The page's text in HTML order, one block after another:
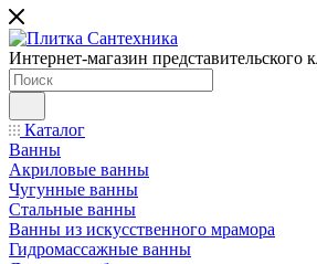
Интернет-магазин представительского
Каталог
Ванны
Акриловые ванны
Чугунные ванны
Стальные ванны
Ванны из искусственного мрамора
Гидромассажные ванны